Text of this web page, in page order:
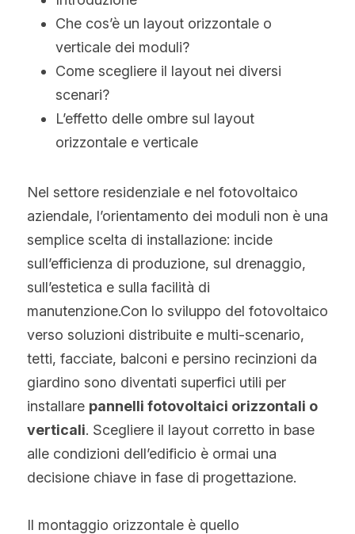
Tecnologia Bifacciale
Tecnologia IBC
Tecnologia HJT
Tecnologia TOPCon di Tipo N
Offerta a Tempo
La politica del fotovoltaico
Tendenza prezzi fotovoltaico
Maysun Solar Notizie
Tedesco
Inglese
Portoghese
Rumeno
Svezia
Norvegese
Arabo
Indonesiano
WhatsApp
Che cos’è un layout orizzontale o
verticale dei moduli?
Come scegliere il layout nei diversi
scenari?
L’effetto delle ombre sul layout
orizzontale e verticale
Nel settore residenziale e nel fotovoltaico
aziendale, l’orientamento dei moduli non è una
semplice scelta di installazione: incide
sull’efficienza di produzione, sul drenaggio,
sull’estetica e sulla facilità di
manutenzione.Con lo sviluppo del fotovoltaico
verso soluzioni distribuite e multi-scenario,
tetti, facciate, balconi e persino recinzioni da
giardino sono diventati superfici utili per
installare pannelli fotovoltaici orizzontali o
verticali. Scegliere il layout corretto in base
alle condizioni dell’edificio è ormai una
decisione chiave in fase di progettazione.
Il montaggio orizzontale è quello